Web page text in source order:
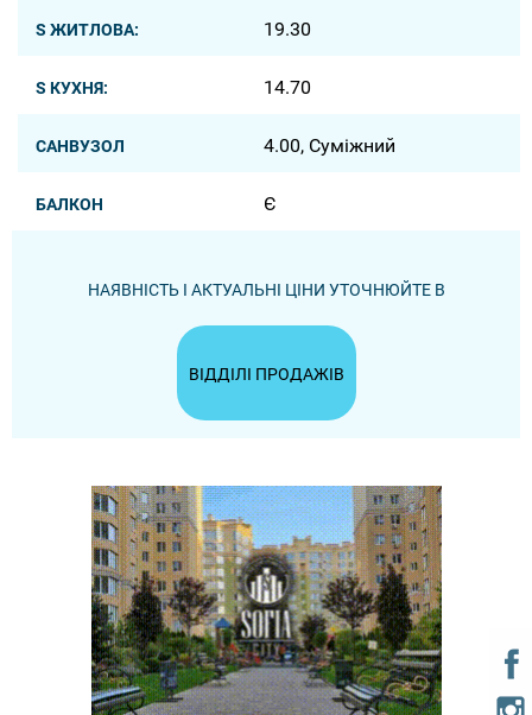
S ЖИТЛОВА: 19.30
S КУХНЯ: 14.70
САНВУЗОЛ 4.00, Суміжний
БАЛКОН Є
НАЯВНІСТЬ І АКТУАЛЬНІ ЦІНИ УТОЧНЮЙТЕ В
ВІДДІЛІ ПРОДАЖІВ